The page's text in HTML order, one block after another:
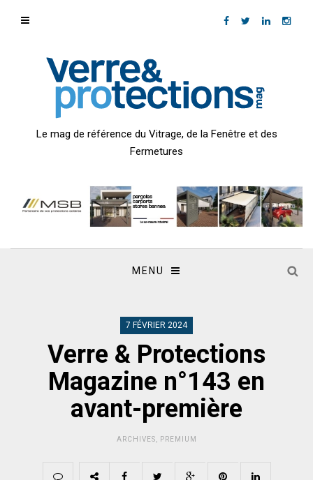
Le mag de référence du Vitrage, de la Fenêtre et des
Fermetures
MENU
7 FÉVRIER 2024
Verre & Protections
Magazine n°143 en
avant-première
ARCHIVES PREMIUM